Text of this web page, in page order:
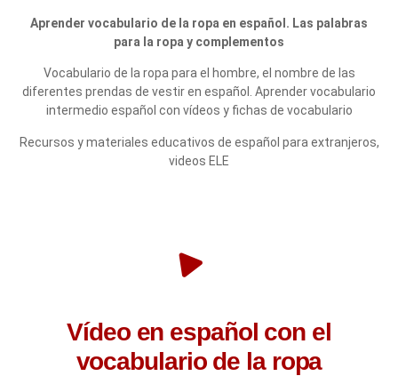
Aprender vocabulario de la ropa en español. Las palabras
para la ropa y complementos
Vocabulario de la ropa para el hombre, el nombre de las
diferentes prendas de vestir en español. Aprender vocabulario
intermedio español con vídeos y fichas de vocabulario
Recursos y materiales educativos de español para extranjeros,
videos ELE
Vídeo en español con el
vocabulario de la ropa